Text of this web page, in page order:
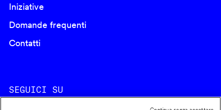
Iniziative
Domande frequenti
Contatti
SEGUICI SU